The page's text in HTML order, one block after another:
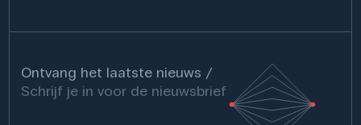
Ontvang het laatste nieuws
Schrijf je in voor de nieuwsbrief